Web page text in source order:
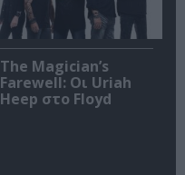
The Magician’s
Farewell: Οι Uriah
Heep στο Floyd